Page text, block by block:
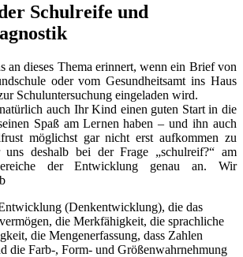
Schulreife und
an dieses Thema erinnert, wenn ein Brief von
oder vom Gesundheitsamt ins Haus
Schuluntersuchung eingeladen wird.
auch Ihr Kind einen guten Start in die
Spaß am Lernen haben – und ihn auch
möglichst gar nicht erst aufkommen zu
uns deshalb bei der Frage „schulreif?“ am
der Entwicklung genau an. Wir
(Denkentwicklung), die das
die Merkfähigkeit, die sprachliche
die Mengenerfassung, dass Zahlen
die Farb-, Form- und Größenwahrnehmung